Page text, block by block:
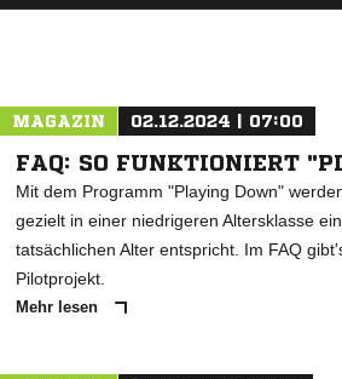
MAGAZIN 02.12.2024 | 07:00
FAQ: SO FUNKTIONIERT
Mit dem Programm "Playing Down"
gezielt in einer niedrigeren Altersklasse
tatsächlichen Alter entspricht. Im FAQ
Pilotprojekt.
Mehr lesen